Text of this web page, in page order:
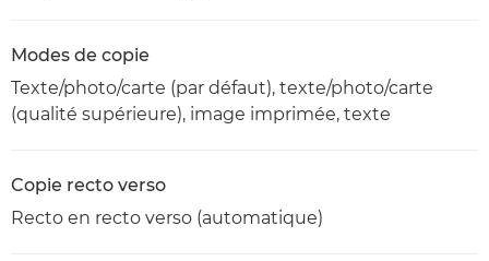
Modes de copie
Texte/photo/carte (par défaut), texte/photo/carte
(qualité supérieure), image imprimée, texte
Copie recto verso
Recto en recto verso (automatique)